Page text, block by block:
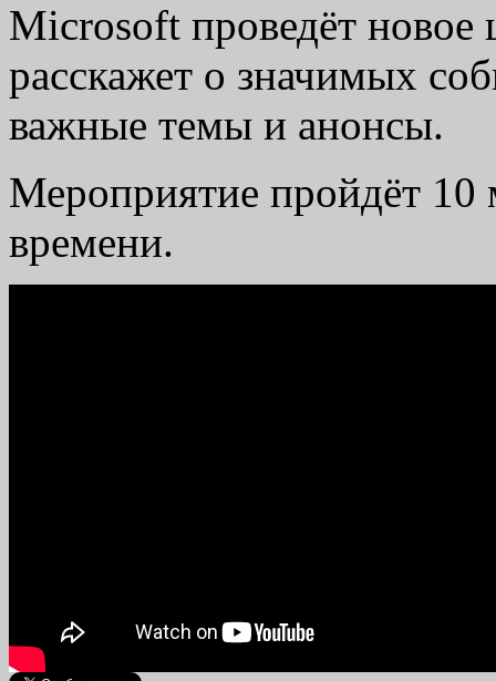
Microsoft проведёт
расскажет о значимых
важные темы и анонсы.
Мероприятие пройдёт 10
времени.